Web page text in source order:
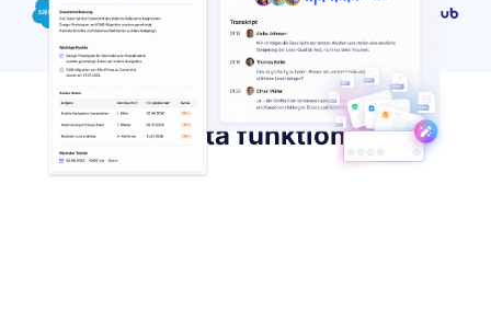
Wie Notta funktioniert